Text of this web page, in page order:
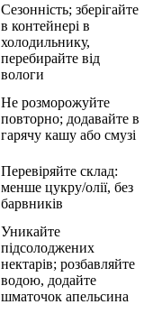
Сезонність; зберігайте
в контейнері в
холодильнику,
перебирайте від
вологи
Не розморожуйте
повторно; додавайте в
гарячу кашу або смузі
Перевіряйте склад:
менше цукру/олії, без
барвників
Уникайте
підсолоджених
нектарів; розбавляйте
водою, додайте
шматочок апельсина